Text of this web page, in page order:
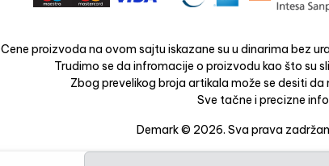
Cene proizvoda na ovom sajtu iskazane su u dinarima bez
Trudimo se da infromacije o proizvodu kao što su
Zbog prevelikog broja artikala može se desiti
Sve tačne i precizne
Demark © 2026. Sva prava